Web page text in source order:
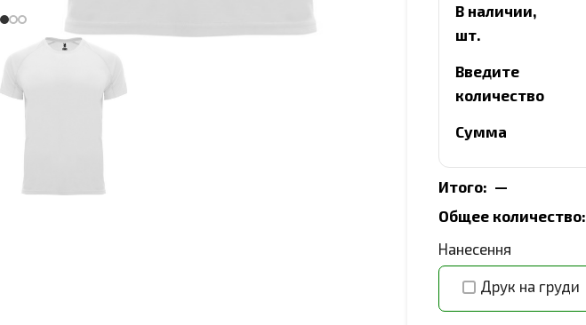
В наличии,
шт.
Введите
количество
Сумма
Итого: —
Общее количество:
Нанесення
Друк на груди